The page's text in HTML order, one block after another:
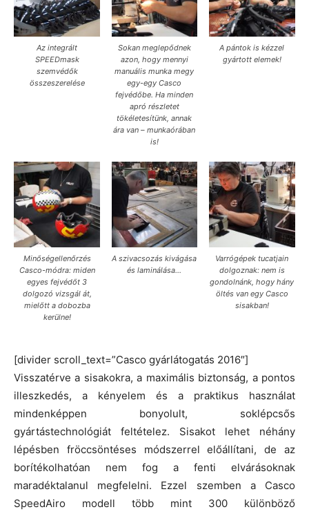
Az integrált
SPEEDmask
szemvédők
összeszerelése
Sokan meglepődnek
azon, hogy mennyi
manuális munka megy
egy-egy Casco
fejvédőbe. Ha minden
apró részletet
tökéletesítünk, annak
ára van – munkaórában
is!
A pántok is kézzel
gyártott elemek!
Minőségellenőrzés
Casco-módra: miden
egyes fejvédőt 3
dolgozó vizsgál át,
mielőtt a dobozba
kerülne!
A szivacsozás kivágása
és laminálása…
Varrógépek tucatjain
dolgoznak: nem is
gondolnánk, hogy hány
öltés van egy Casco
sisakban!
[divider scroll_text=”Casco gyárlátogatás 2016″]
Visszatérve a sisakokra, a maximális biztonság, a pontos
illeszkedés, a kényelem és a praktikus használat
mindenképpen bonyolult, soklépcsős
gyártástechnológiát feltételez. Sisakot lehet néhány
lépésben fröccsöntéses módszerrel előállítani, de az
borítékolhatóan nem fog a fenti elvárásoknak
maradéktalanul megfelelni. Ezzel szemben a Casco
SpeedAiro modell több mint 300 különböző